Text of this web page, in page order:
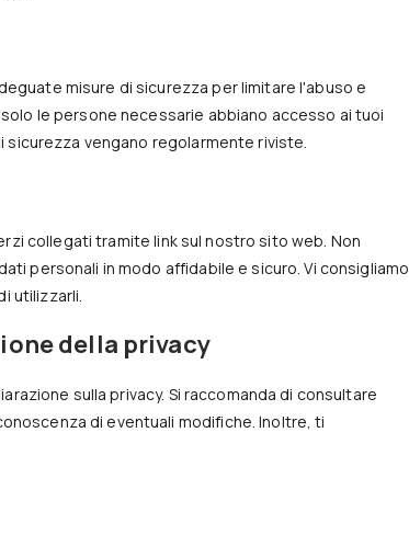
misure di sicurezza per limitare l'abuso e
le persone necessarie abbiano accesso ai tuoi
vengano regolarmente riviste.
collegati tramite link sul nostro sito web. Non
personali in modo affidabile e sicuro. Vi consigliamo
utilizzarli.
della privacy
sulla privacy. Si raccomanda di consultare
di eventuali modifiche. Inoltre, ti